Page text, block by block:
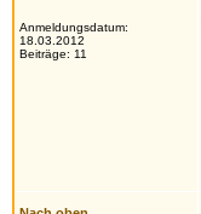
Anmeldungsdatum:
18.03.2012
Beiträge: 11